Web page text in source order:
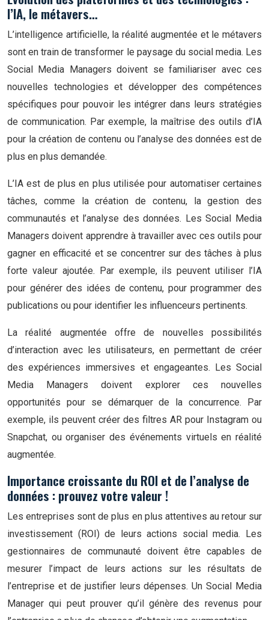
l’IA, le métavers…
L’intelligence artificielle, la réalité augmentée et le métavers
sont en train de transformer le paysage du social media. Les
Social Media Managers doivent se familiariser avec ces
nouvelles technologies et développer des compétences
spécifiques pour pouvoir les intégrer dans leurs stratégies
de communication. Par exemple, la maîtrise des outils d’IA
pour la création de contenu ou l’analyse des données est de
plus en plus demandée.
L’IA est de plus en plus utilisée pour automatiser certaines
tâches, comme la création de contenu, la gestion des
communautés et l’analyse des données. Les Social Media
Managers doivent apprendre à travailler avec ces outils pour
gagner en efficacité et se concentrer sur des tâches à plus
forte valeur ajoutée. Par exemple, ils peuvent utiliser l’IA
pour générer des idées de contenu, pour programmer des
publications ou pour identifier les influenceurs pertinents.
La réalité augmentée offre de nouvelles possibilités
d’interaction avec les utilisateurs, en permettant de créer
des expériences immersives et engageantes. Les Social
Media Managers doivent explorer ces nouvelles
opportunités pour se démarquer de la concurrence. Par
exemple, ils peuvent créer des filtres AR pour Instagram ou
Snapchat, ou organiser des événements virtuels en réalité
augmentée.
Importance croissante du ROI et de l’analyse de
données : prouvez votre valeur !
Les entreprises sont de plus en plus attentives au retour sur
investissement (ROI) de leurs actions social media. Les
gestionnaires de communauté doivent être capables de
mesurer l’impact de leurs actions sur les résultats de
l’entreprise et de justifier leurs dépenses. Un Social Media
Manager qui peut prouver qu’il génère des revenus pour